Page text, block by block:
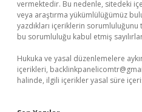
vermektedir. Bu nedenle, sitedeki
veya araştırma yükümlülüğümüz
yazdıkları içeriklerin
bu sorumluluğu kabul etmiş
Hukuka ve yasal düzenlemelere
içerikleri,
halinde, ilgili içerikler yasal süre